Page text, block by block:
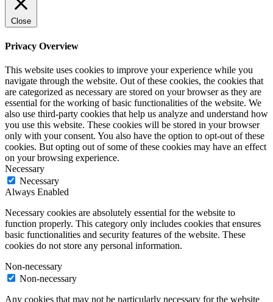
Close
Privacy Overview
This website uses cookies to improve your experience while you
navigate through the website. Out of these cookies, the cookies that
are categorized as necessary are stored on your browser as they are
essential for the working of basic functionalities of the website. We
also use third-party cookies that help us analyze and understand how
you use this website. These cookies will be stored in your browser
only with your consent. You also have the option to opt-out of these
cookies. But opting out of some of these cookies may have an effect
on your browsing experience.
Necessary
Necessary
Always Enabled
Necessary cookies are absolutely essential for the website to
function properly. This category only includes cookies that ensures
basic functionalities and security features of the website. These
cookies do not store any personal information.
Non-necessary
Non-necessary
Any cookies that may not be particularly necessary for the website